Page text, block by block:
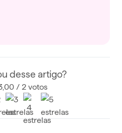
desse artigo?
/ 2 votos